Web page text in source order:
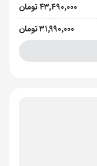
۴۳٬۴۹۰٬۰۰۰ تومان
۳۱٬۹۹۰٬۰۰۰ تومان